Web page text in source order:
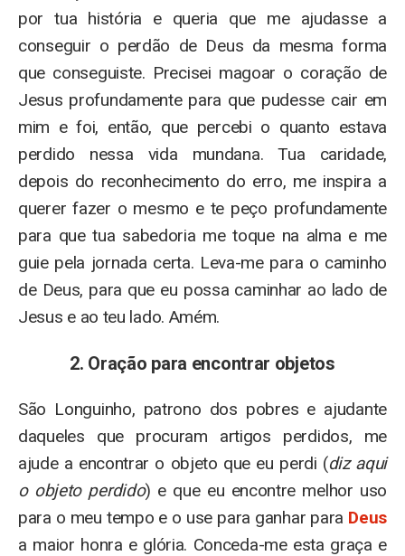
por tua história e queria que me ajudasse a
conseguir o perdão de Deus da mesma forma
que conseguiste. Precisei magoar o coração de
Jesus profundamente para que pudesse cair em
mim e foi, então, que percebi o quanto estava
perdido nessa vida mundana. Tua caridade,
depois do reconhecimento do erro, me inspira a
querer fazer o mesmo e te peço profundamente
para que tua sabedoria me toque na alma e me
guie pela jornada certa. Leva-me para o caminho
de Deus, para que eu possa caminhar ao lado de
Jesus e ao teu lado. Amém.
2. Oração para encontrar objetos
São Longuinho, patrono dos pobres e ajudante
daqueles que procuram artigos perdidos, me
ajude a encontrar o objeto que eu perdi (diz aqui
o objeto perdido) e que eu encontre melhor uso
para o meu tempo e o use para ganhar para Deus
a maior honra e glória. Conceda-me esta graça e